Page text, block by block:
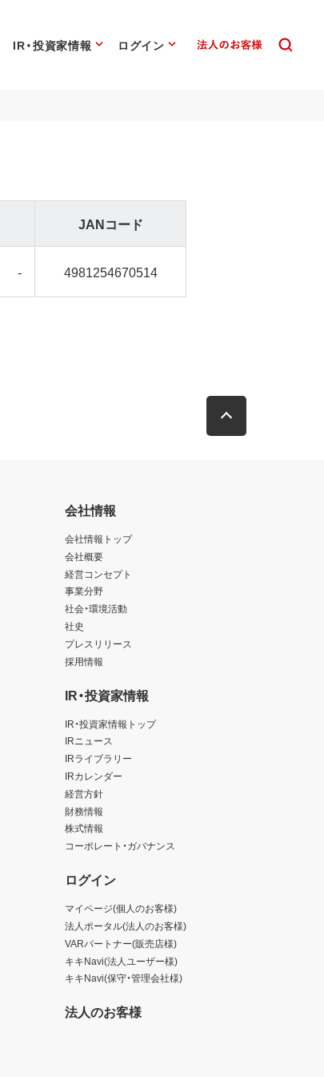
IR・投資家情報 ログイン
JANコード
- 4981254670514
会社情報
会社情報トップ
会社概要
経営コンセプト
事業分野
社会・環境活動
社史
プレスリリース
採用情報
IR・投資家情報
IR・投資家情報トップ
IRニュース
IRライブラリー
IRカレンダー
経営方針
財務情報
株式情報
コーポレート・ガバナンス
ログイン
マイページ(個人のお客様)
法人ポータル(法人のお客様)
VARパートナー(販売店様)
キキNavi(法人ユーザー様)
キキNavi(保守・管理会社様)
法人のお客様